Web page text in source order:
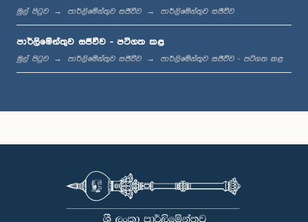
මුල් පිටුව පාර්ලිමේන්තුව සජීවීව පාර්ලිමේන්තුව සජීවීව
පාර්ලිමේන්තුව සජීවීව - පටිගත කළ
මුල් පිටුව පාර්ලිමේන්තුව සජීවීව පාර්ලිමේන්තුව සජීවීව - පටිගත කළ